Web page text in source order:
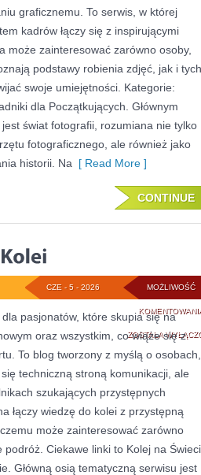
graficznemu. To serwis, w której
kadrów łączy się z inspirującymi
może zainteresować zarówno osoby,
podstawy robienia zdjęć, jak i tych,
swoje umiejętności. Kategorie:
dla Początkujących. Głównym
świat fotografii, rozumiana nie tylko
fotograficznego, ale również jako
historii. Na [ Read More ]
CONTINUE
MOŻLIWOŚĆ
ZOSTAŁA
CZE - 5 - 2026
pasjonatów, które skupia się na
oraz wszystkim, co wiąże się z
To blog tworzony z myślą o osobach,
techniczną stroną komunikacji, ale
szukających przystępnych
łączy wiedzę do kolei z przystępną
może zainteresować zarówno
podróż. Ciekawe linki to Kolej na
Główną osią tematyczną serwisu jest